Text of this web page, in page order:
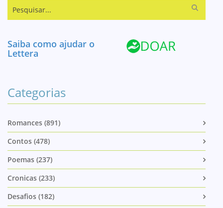
Saiba como ajudar o
Lettera
Categorias
Romances (891)
Contos (478)
Poemas (237)
Cronicas (233)
Desafios (182)